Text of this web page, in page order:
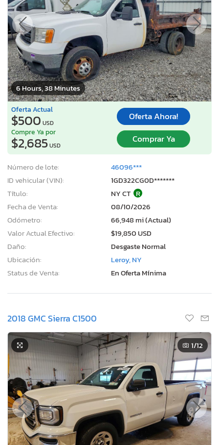
6 Hours, 38 Minutes
Oferta Actual
$500 USD
Oferta Ahora!
Compre Ya por
$2,685USD
Comprar Ya
Número de lote:
46096***
ID vehicular (VIN):
1GD322CG0D*******
Título:
NY CT R
Fecha de Venta:
08/10/2026
Odómetro:
66,948 mi (Actual)
Valor Actual Efectivo:
$19,850 USD
Daño:
Desgaste Normal
Ubicación:
Leroy, NY
Status de Venta:
En Oferta Mínima
2018 GMC Sierra C1500
1/12